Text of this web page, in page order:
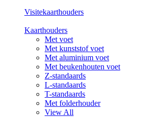
Visitekaarthouders
Kaarthouders
Met voet
Met kunststof voet
Met aluminium voet
Met beukenhouten voet
Z-standaards
L-standaards
T-standaards
Met folderhouder
View All